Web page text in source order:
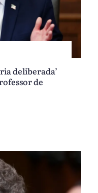
deliberada’
de